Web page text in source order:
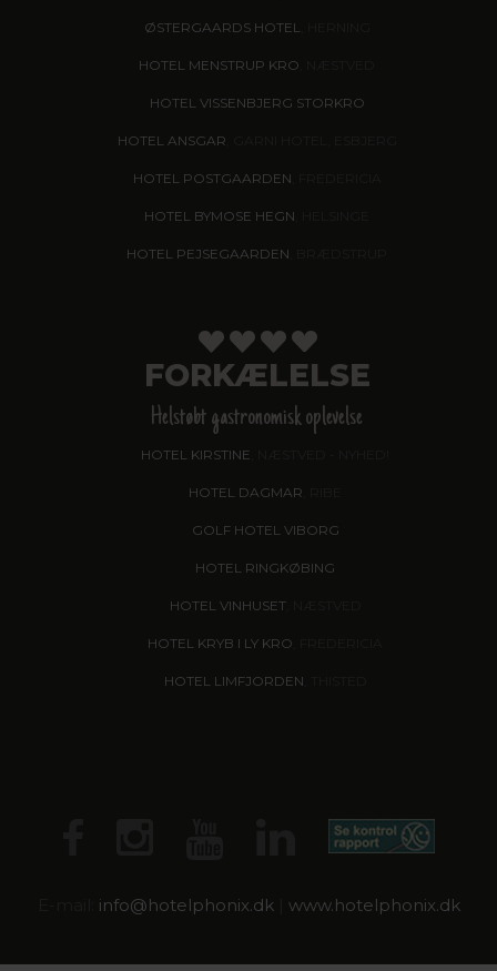
ØSTERGAARDS HOTEL, HERNING
HOTEL MENSTRUP KRO
HOTEL VISSENBJERG STORKRO
HOTEL ANSGAR
HOTEL POSTGAARDEN
HOTEL BYMOSE HEGN
HOTEL PEJSEGAARDEN
FORKÆLELSE
Helstøbt gastronomisk oplevelse
HOTEL KIRSTINE
HOTEL DAGMAR
GOLF HOTEL VIBORG
HOTEL RINGKØBING
HOTEL VINHUSET, NÆSTVED
HOTEL KRYB I LY KRO
HOTEL LIMFJORDEN
info@hotelphonix.dk| www.hotelphonix.dk